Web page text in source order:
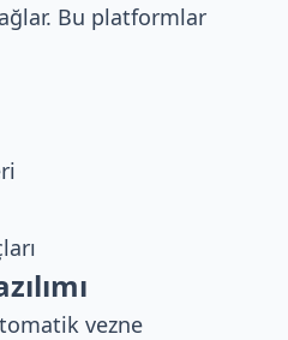
Bu platformlar
vezne